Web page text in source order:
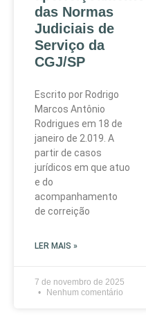
das Normas
Judiciais de
Serviço da
CGJ/SP
Escrito por Rodrigo
Marcos Antônio
Rodrigues em 18 de
janeiro de 2.019. A
partir de casos
jurídicos em que atuo
e do
acompanhamento
de correição
LER MAIS »
7 de novembro de 2025
Nenhum comentário